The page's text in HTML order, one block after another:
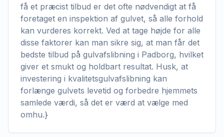
få et præcist tilbud er det ofte nødvendigt at få
foretaget en inspektion af gulvet, så alle forhold
kan vurderes korrekt. Ved at tage højde for alle
disse faktorer kan man sikre sig, at man får det
bedste tilbud på gulvafslibning i Padborg, hvilket
giver et smukt og holdbart resultat. Husk, at
investering i kvalitetsgulvafslibning kan
forlænge gulvets levetid og forbedre hjemmets
samlede værdi, så det er værd at vælge med
omhu.}